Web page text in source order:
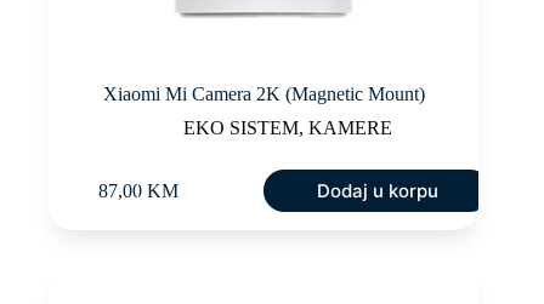
Xiaomi Mi Camera 2K (Magnetic Mount)
EKO SISTEM,KAMERE
87,00 KM Dodaj u korpu